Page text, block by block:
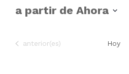
a partir de Ahora
l
Eventos
anterior(es) Hoy